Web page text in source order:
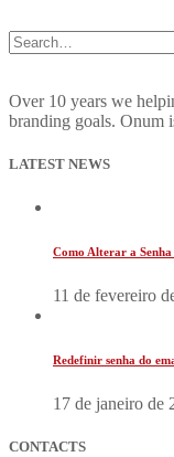
Over 10 years we
branding goals. Onum
LATEST NEWS
Como Alterar a
11 de fevereiro
Redefinir senha do
17 de janeiro de
CONTACTS